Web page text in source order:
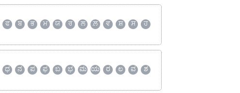
ਫ ਬ ਭ ਮ ਯ ਰ ਲ ਲ਼ ਵ ਸ਼ ਸ
ਹ
ಧ ನ ಪ ಫ ಬ ಭ ಮ ಯ ರ ಲ ವ
ಶ